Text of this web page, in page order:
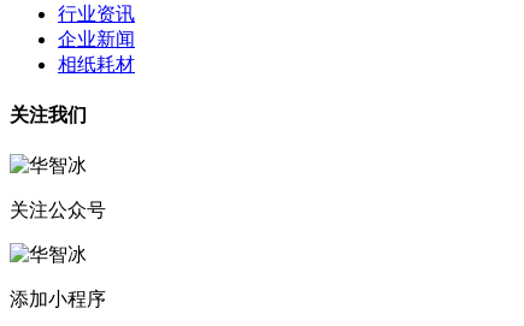
行业资讯
企业新闻
相纸耗材
关注我们
关注公众号
添加小程序